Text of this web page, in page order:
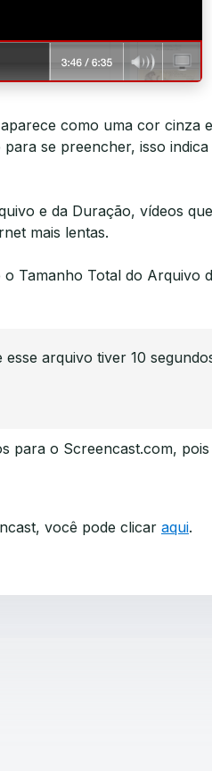
como uma cor
se preencher, isso
e da Duração, vídeos
mais lentas.
Tamanho Total do
arquivo tiver 10
para o Screencast.com,
você pode clicar aqui.